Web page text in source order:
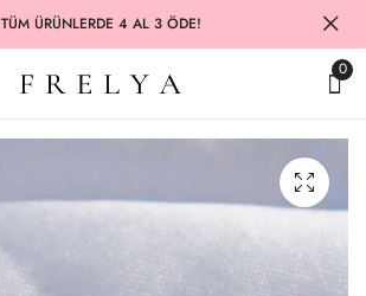
TÜM ÜRÜNLERDE 4 AL 3 ÖDE!
0